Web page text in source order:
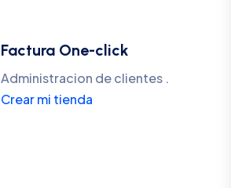
Factura One-click
Administracion de clientes .
Crear mi tienda